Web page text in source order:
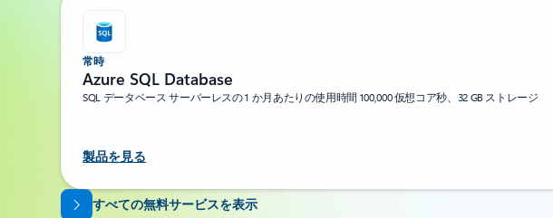
常時
Azure SQL Database
SQL データベース サーバーレスの 1 か月あたりの使用時間 100,000 仮想コア秒、32 GB ストレージ
製品を見る
タブに戻るすべての無料サービスを表示